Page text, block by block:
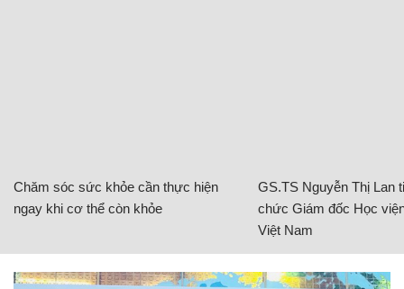
Chăm sóc sức khỏe cần thực hiện
ngay khi cơ thể còn khỏe
GS.TS Nguyễn Thị Lan
chức Giám đốc Học
Việt Nam